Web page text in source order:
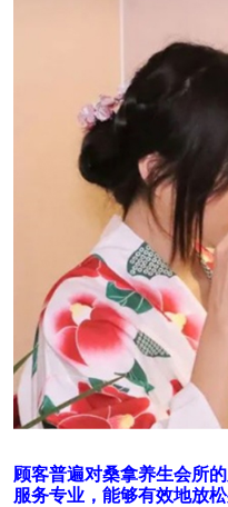
顾客普遍对桑拿养生会所
服务专业，能够有效地放松